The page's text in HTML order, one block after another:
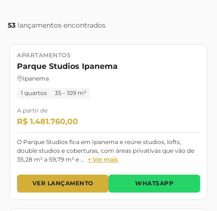
privilegiadas, esses imóveis proporcionam uma
próximo às praias deslumbrantes e restaurantes
requintados, dispondo de todo o charme que Ipanema tem
a oferecer. Não perca a chance de investir nos lançamentos
em Ipanema e viver o sonho carioca.
53 lançamentos encontrados
Lançamento
APARTAMENTOS
Parque Studios Ipanema
Ipanema
1 quartos 35 - 109 m²
A partir de
R$ 1.481.760,00
O Parque Studios fica em Ipanema e reúne studios, lofts,
double studios e coberturas, com áreas privativas que vão de
35,28 m² a 59,79 m² e … + Ver mais
VER LANÇAMENTO WHATSAPP